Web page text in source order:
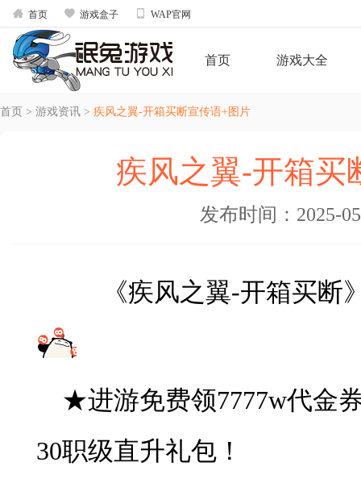
 首页  游戏盒子  WAP官网
首页 游戏大全
首页 > 游戏资讯 > 疾风之翼-开箱买断宣传语+图片
疾风之翼-开箱买
发布时间：2025-
《疾风之翼-开箱买
★进游免费领7777w代金
30职级直升礼包！